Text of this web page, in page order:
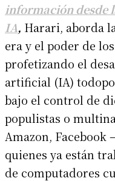
información desde
IA, Harari, aborda
era y el poder de
profetizando el
artificial (IA)
bajo el control de
populistas o
Amazon,
quienes ya están
de computadores